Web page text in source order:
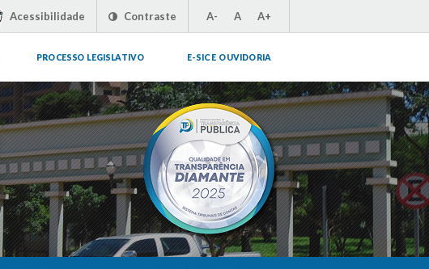
Acessibilidade Contraste A- A A+
PROCESSO LEGISLATIVO E-SIC E OUVIDORIA